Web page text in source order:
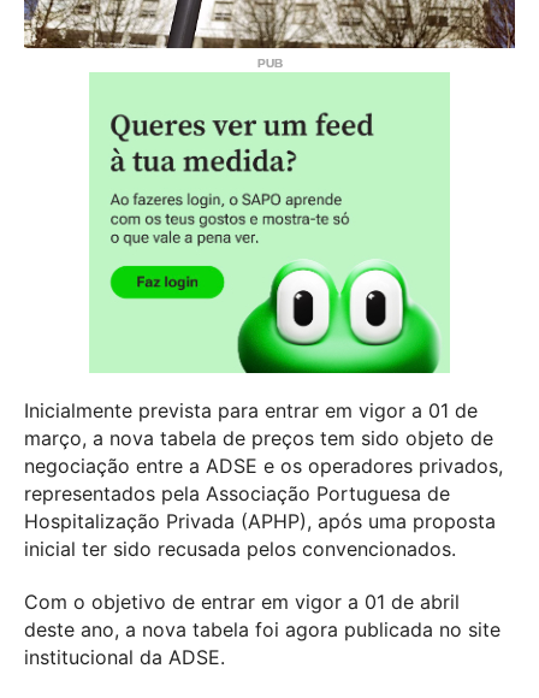
Inicialmente prevista para entrar em vigor a 01 de
março, a nova tabela de preços tem sido objeto de
negociação entre a ADSE e os operadores privados,
representados pela Associação Portuguesa de
Hospitalização Privada (APHP), após uma proposta
inicial ter sido recusada pelos convencionados.
Com o objetivo de entrar em vigor a 01 de abril
deste ano, a nova tabela foi agora publicada no site
institucional da ADSE.